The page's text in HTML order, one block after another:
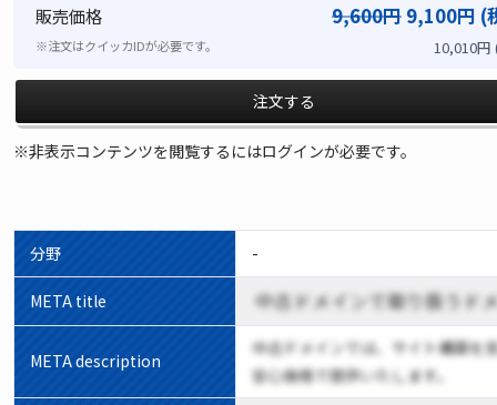
販売価格
※注文はクイッカIDが必要です。
9,600円 9,100円 (
10,010円
注文する
※非表示コンテンツを閲覧するにはログインが必要です。
分野 -
META title 中古ドメインで取り扱うド
META description
中古ドメインでは、サイト構築を
安心価格で提供いたします。